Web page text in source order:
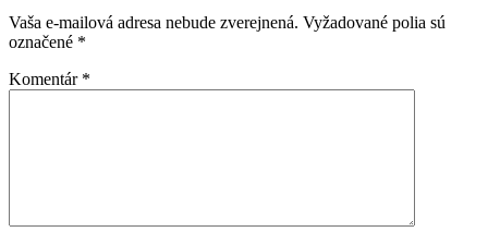
Vaša e-mailová adresa nebude zverejnená. Vyžadované polia sú
označené *
Komentár *